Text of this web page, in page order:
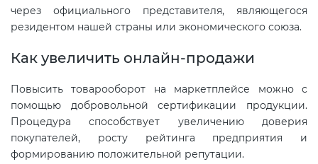
через официального представителя, являющегося
резидентом нашей страны или экономического союза.
Как увеличить онлайн-продажи
Повысить товарооборот на маркетплейсе можно с
помощью добровольной сертификации продукции.
Процедура способствует увеличению доверия
покупателей, росту рейтинга предприятия и
формированию положительной репутации.